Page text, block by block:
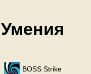
Умения
BOSS Strike